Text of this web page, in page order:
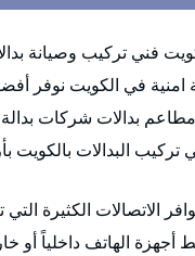
فني تركيب وصيانة
في الكويت نوفر أفضل
مطاعم بدالات شركات
البدالات بالكويت
الاتصالات الكثيرة
أجهزة الهاتف داخلياً